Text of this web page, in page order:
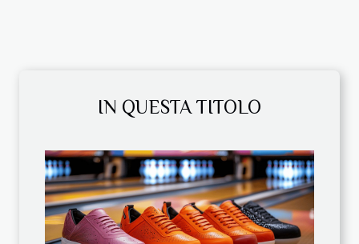
IN QUESTA TITOLO